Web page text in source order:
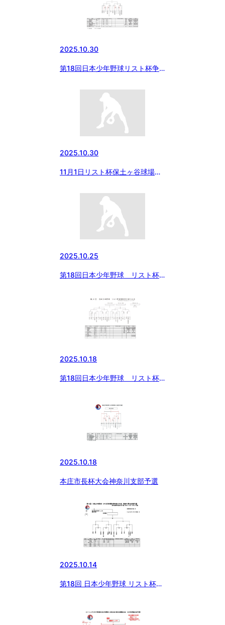
2025.10.30
第18回日本少年野球リスト杯争
2025.10.30
11月1日リスト杯保土ヶ谷球場試
2025.10.25
第18回日本少年野球 リスト杯
2025.10.18
第18回日本少年野球 リスト杯
2025.10.18
本庄市長杯大会神奈川支部予選
2025.10.14
第18回 日本少年野球 リスト杯争
選・DeNAベイスターズカップ予